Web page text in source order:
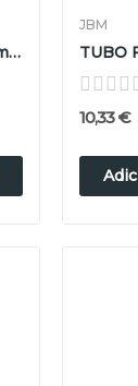
TUBO FLÉX ESCAPE 50mm D X 100mm L
JBM
10,33 €